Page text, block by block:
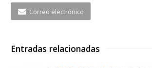
Correo electrónico
Entradas relacionadas